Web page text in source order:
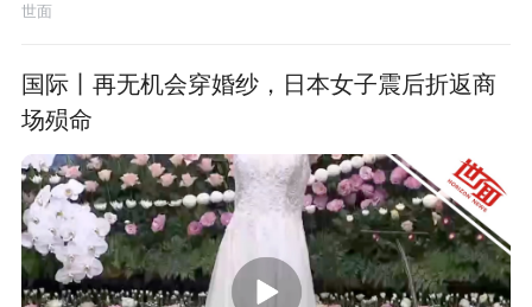
世面
国际丨再无机会穿婚纱，日本女子震后折返商
场殒命